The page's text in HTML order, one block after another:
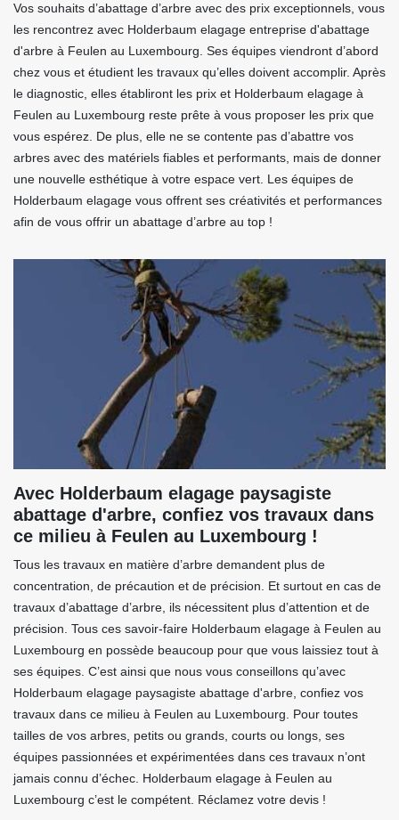
Vos souhaits d’abattage d’arbre avec des prix exceptionnels, vous
les rencontrez avec Holderbaum elagage entreprise d'abattage
d'arbre à Feulen au Luxembourg. Ses équipes viendront d’abord
chez vous et étudient les travaux qu’elles doivent accomplir. Après
le diagnostic, elles établiront les prix et Holderbaum elagage à
Feulen au Luxembourg reste prête à vous proposer les prix que
vous espérez. De plus, elle ne se contente pas d’abattre vos
arbres avec des matériels fiables et performants, mais de donner
une nouvelle esthétique à votre espace vert. Les équipes de
Holderbaum elagage vous offrent ses créativités et performances
afin de vous offrir un abattage d’arbre au top !
Avec Holderbaum elagage paysagiste
abattage d'arbre, confiez vos travaux dans
ce milieu à Feulen au Luxembourg !
Tous les travaux en matière d’arbre demandent plus de
concentration, de précaution et de précision. Et surtout en cas de
travaux d’abattage d’arbre, ils nécessitent plus d’attention et de
précision. Tous ces savoir-faire Holderbaum elagage à Feulen au
Luxembourg en possède beaucoup pour que vous laissiez tout à
ses équipes. C’est ainsi que nous vous conseillons qu’avec
Holderbaum elagage paysagiste abattage d'arbre, confiez vos
travaux dans ce milieu à Feulen au Luxembourg. Pour toutes
tailles de vos arbres, petits ou grands, courts ou longs, ses
équipes passionnées et expérimentées dans ces travaux n’ont
jamais connu d’échec. Holderbaum elagage à Feulen au
Luxembourg c’est le compétent. Réclamez votre devis !